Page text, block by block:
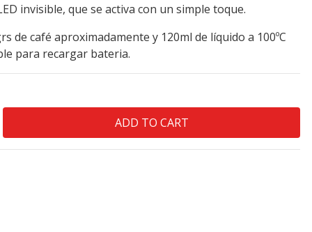
invisible, que se activa con un simple toque.
de café aproximadamente y 120ml de líquido a 100ºC
para recargar bateria.